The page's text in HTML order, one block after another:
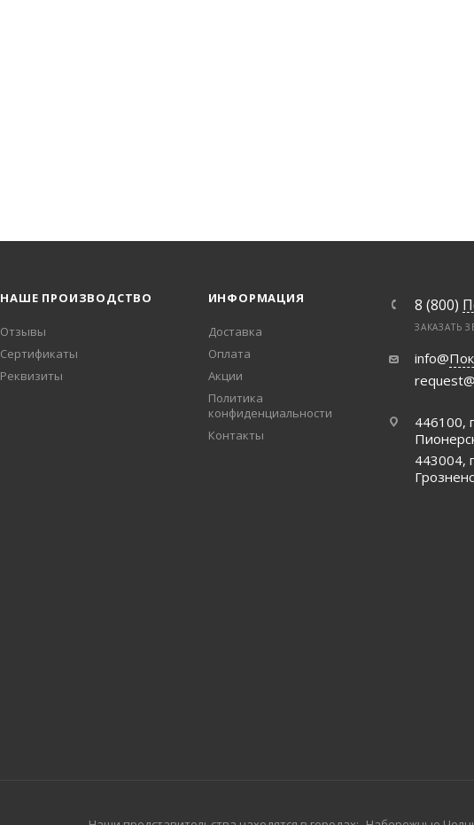
НАШЕ ПРОИЗВОДСТВО
Отзывы
Сертификаты
Реквизиты
ИНФОРМАЦИЯ
Доставка
Оплата
Акции
Политика
конфиденциальности
Контакты
8 (800)
ЗАКАЗАТЬ
info@
request@
446100,
443004,